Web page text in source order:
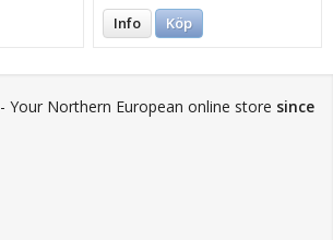
Info Köp
- Your Northern European online store since